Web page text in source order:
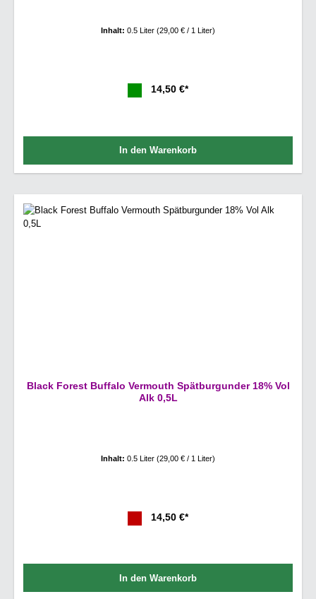
Inhalt: 0.5 Liter (29,00 € / 1 Liter)
14,50 €*
In den Warenkorb
Black Forest Buffalo Vermouth Spätburgunder 18% Vol
Alk 0,5L
Inhalt: 0.5 Liter (29,00 € / 1 Liter)
14,50 €*
In den Warenkorb